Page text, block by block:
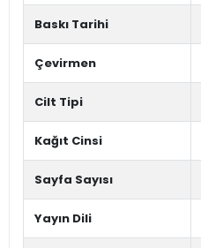
Baskı Tarihi
Çevirmen
Cilt Tipi
Kağıt Cinsi
Sayfa Sayısı
Yayın Dili